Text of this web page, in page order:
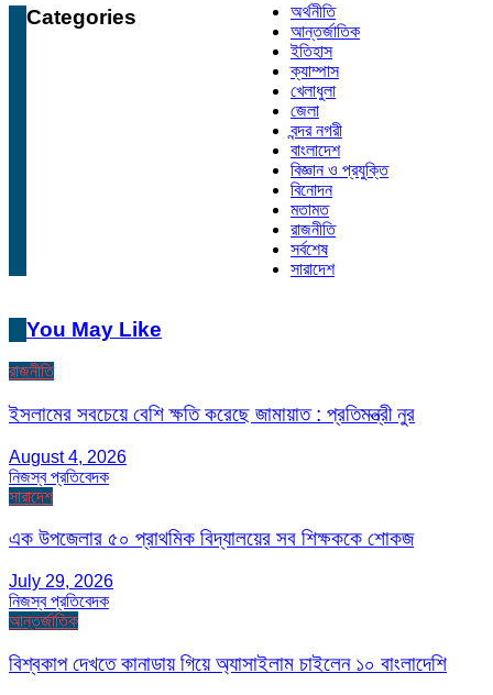
Categories
অর্থনীতি
আন্তর্জাতিক
ইতিহাস
ক্যাম্পাস
খেলাধুলা
জেলা
বন্দর নগরী
বাংলাদেশ
বিজ্ঞান ও প্রযুক্তি
বিনোদন
মতামত
রাজনীতি
সর্বশেষ
সারাদেশ
You May Like
রাজনীতি
ইসলামের সবচেয়ে বেশি ক্ষতি করেছে জামায়াত : প্রতিমন্ত্রী নুর
August 4, 2026
নিজস্ব প্রতিবেদক
সারাদেশ
এক উপজেলার ৫০ প্রাথমিক বিদ্যালয়ের সব শিক্ষককে শোকজ
July 29, 2026
নিজস্ব প্রতিবেদক
আন্তর্জাতিক
বিশ্বকাপ দেখতে কানাডায় গিয়ে অ্যাসাইলাম চাইলেন ১০ বাংলাদেশি